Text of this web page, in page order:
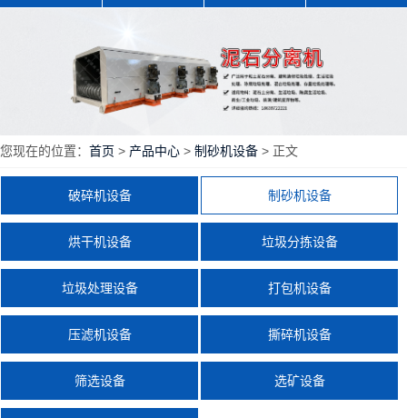
您现在的位置： 首页 > 产品中心 > 制砂机设备 > 正文
破碎机设备 制砂机设备
烘干机设备 垃圾分拣设备
垃圾处理设备 打包机设备
压滤机设备 撕碎机设备
筛选设备 选矿设备